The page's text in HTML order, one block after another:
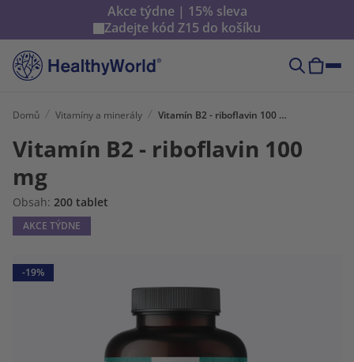
Akce týdne | 15% sleva
Zadejte kód Z15 do košíku
Domů Vitamíny a minerály Vitamín B2 - riboflavin 100 mg
Vitamín B2 - riboflavin 100
mg
Obsah: 200 tablet
AKCE TÝDNE
-19%